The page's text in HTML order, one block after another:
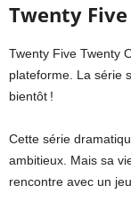
Twenty
Twenty Five Twenty
plateforme. La série
bientôt !
Cette série
ambitieux. Mais sa
rencontre avec un